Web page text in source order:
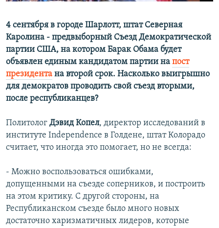
Все сайты РСЕ/РС
4 сентября в городе Шарлотт, штат Северная
Каролина - предвыборный Съезд Демократической
партии США, на котором Барак Обама будет
объявлен единым кандидатом партии на пост
президента на второй срок. Насколько выигрышно
для демократов проводить свой съезд вторыми,
после республиканцев?
Политолог Дэвид Копел, директор исследований в
институте Independence в Голдене, штат Колорадо
считает, что иногда это помогает, но не всегда:
- Можно воспользоваться ошибками,
допущенными на съезде соперников, и построить
на этом критику. С другой стороны, на
Республиканском съезде было много новых
достаточно харизматичных лидеров, которые